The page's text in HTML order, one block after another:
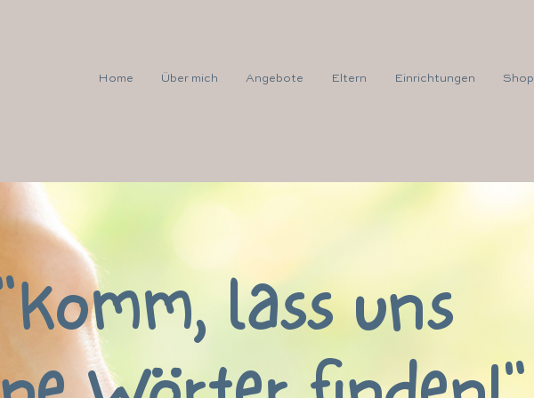
Home Über mich Angebote Eltern Einrichtungen Shop
lass uns